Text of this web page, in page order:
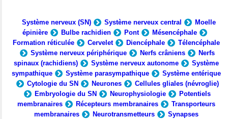
Système nerveux (SN) Système nerveux central
Moelle
épinière
Bulbe rachidien Pont
Mésencéphale
Formation réticulée
Cervelet Diencéphale
Télencéphale
Système nerveux périphérique
Nerfs crâniens
Nerfs
spinaux (rachidiens)
Système nerveux autonome
Système
sympathique
Système parasympathique
Système entérique
Cytologie du SN
Neurones
Cellules gliales (névroglie)
Embryologie du SN
Neurophysiologie
Potentiels
membranaires
Récepteurs membranaires
Transporteurs
membranaires
Neurotransmetteurs Synapses